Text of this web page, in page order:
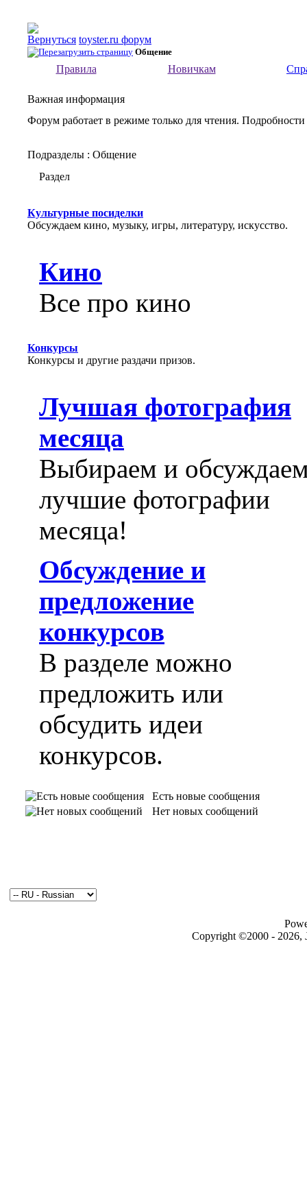
toyster.ru форум
Общение
Правила Новичкам
Важная информация
Форум работает в режиме только для чтения.
Подразделы : Общение
Раздел
Культурные посиделки
Обсуждаем кино, музыку, игры, литературу, искусство.
Кино
Все про кино
Конкурсы
Конкурсы и другие раздачи призов.
Лучшая фотография
месяца
Выбираем и
лучшие фотографии
месяца!
Обсуждение и
предложение
конкурсов
В разделе можно
предложить или
обсудить идеи
конкурсов.
Есть новые сообщения
Нет новых сообщений
Copyright ©2000 - 2026,